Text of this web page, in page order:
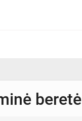
beretė